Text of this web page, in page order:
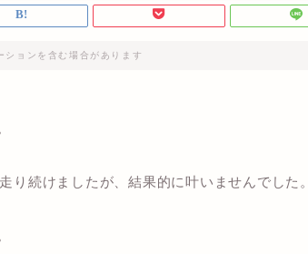
ションを含む場合があります
続けましたが、結果的に叶いませんでした。